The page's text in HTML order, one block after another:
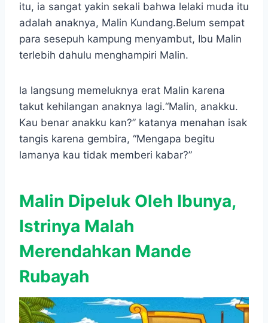
itu, ia sangat yakin sekali bahwa lelaki muda itu
adalah anaknya, Malin Kundang.Belum sempat
para sesepuh kampung menyambut, Ibu Malin
terlebih dahulu menghampiri Malin.
la langsung memeluknya erat Malin karena
takut kehilangan anaknya lagi.“Malin, anakku.
Kau benar anakku kan?” katanya menahan isak
tangis karena gembira, “Mengapa begitu
lamanya kau tidak memberi kabar?”
Malin Dipeluk Oleh Ibunya,
Istrinya Malah
Merendahkan Mande
Rubayah